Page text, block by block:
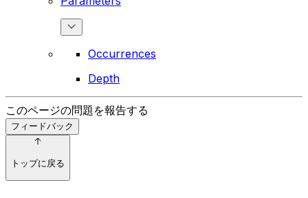
Occurrences
Depth
このページの問題を報告する
フィードバック
トップに戻る